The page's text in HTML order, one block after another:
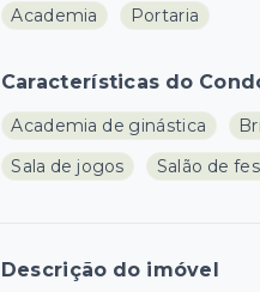
Academia Portaria
Características do
Academia de ginástica
Sala de jogos
Salão de
Descrição do imóvel